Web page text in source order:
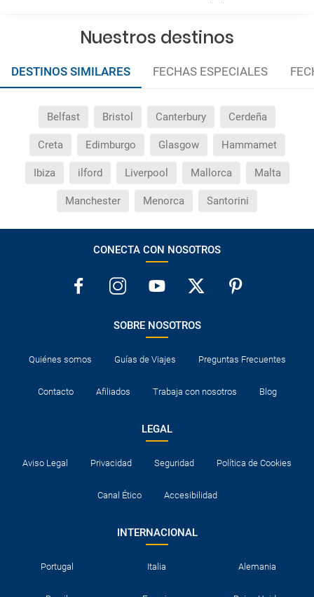
¿Cuáles son las condiciones generales en las
país si viajo a América?
¿Qué hago si el traslado contratado del aeropuerto
al hotel o viceversa no ha aparecido?
¿Necesito visado para poder ir a ...?
¿Por qué me sale el precio de un niño igual que el
precio de un adulto?
¿Cuántas veces debo imprimir el bono de los
Nuestros destinos
DESTINOS SIMILARES FECHAS ESPECIALES
Belfast Bristol Canterbury Cerdeña
Creta Edimburgo Glasgow Hammamet
Ibiza ilford Liverpool Mallorca Malta
Manchester Menorca Santorini
CONECTA CON NOSOTROS
SOBRE NOSOTROS
Quiénes somos Guías de Viajes Preguntas Frecuentes
Contacto Afiliados Trabaja con nosotros Blog
LEGAL
Aviso Legal Privacidad Seguridad Política de Cookies
Canal Ético Accesibilidad
INTERNACIONAL
Portugal Italia Alemania